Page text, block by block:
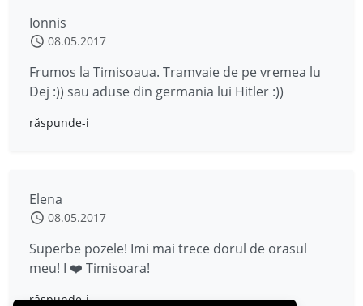
Ionnis
08.05.2017
Frumos la Timisoaua. Tramvaie de pe vremea lu
Dej :)) sau aduse din germania lui Hitler :))
răspunde-i
Elena
08.05.2017
Superbe pozele! Imi mai trece dorul de orasul
meu! I ❤️ Timisoara!
răspunde-i